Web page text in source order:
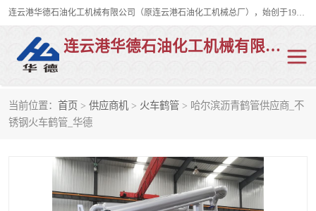
连云港华德石油化工机械有限公司（原连云港石油化工机械总厂），始创于1982年，是从事码头船用流体装卸臂、陆用流体装卸臂（鹤管）、活动梯、钢构平台、定量装车系统等全系列流体装卸设备的设计、制造、销售以及服务的专业供应商。
连云港华德石油化工机械有限公司
当前位置： 首页 > 供应商机 > 火车鹤管 > 哈尔滨沥青鹤管供应商_不
锈钢火车鹤管_华德
陆用流体装卸臂
液氨鹤管 液氯鹤管
LNG鹤管 活动梯